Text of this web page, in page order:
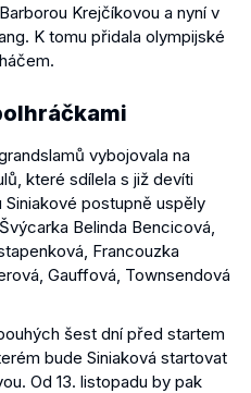
Krejčíkovou a nyní v
K tomu přidala olympijské
vybojovala na
které sdílela s již devíti
postupně uspěly
Belinda Bencicová,
Francouzka
Gauffová, Townsendová
šest dní před startem
bude Siniaková startovat
Od 13. listopadu by pak